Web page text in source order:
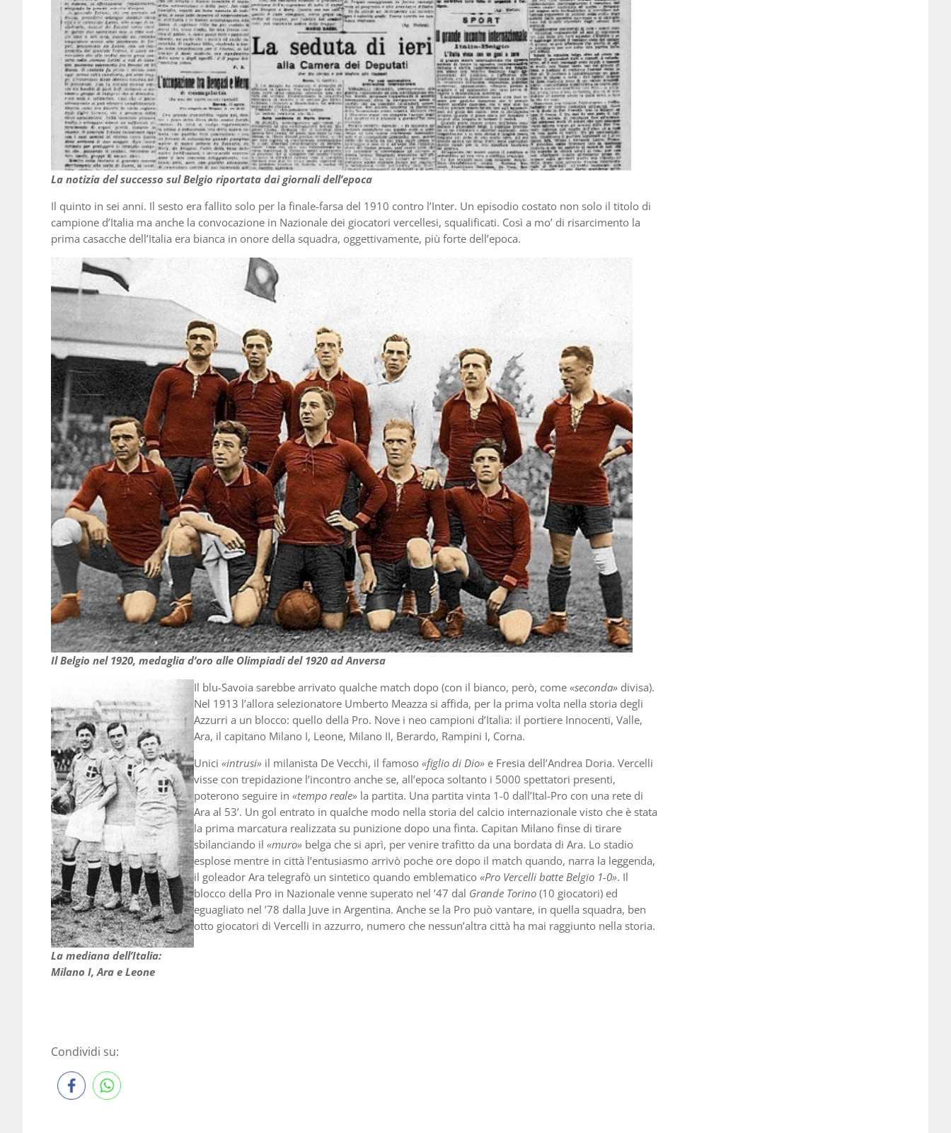
La notizia del successo sul Belgio riportata dai giornali dell’epoca
Il quinto in sei anni. Il sesto era fallito solo per la finale-farsa del 1910 contro l’Inter. Un episodio costato non solo il titolo di
campione d’Italia ma anche la convocazione in Nazionale dei giocatori vercellesi, squalificati. Così a mo’ di risarcimento la
prima casacche dell’Italia era bianca in onore della squadra, oggettivamente, più forte dell’epoca.
Il Belgio nel 1920, medaglia d’oro alle Olimpiadi del 1920 ad Anversa
La mediana dell’Italia:
Milano I, Ara e Leone
Il blu-Savoia sarebbe arrivato qualche match dopo (con il bianco, però, come «seconda» divisa).
Nel 1913 l’allora selezionatore Umberto Meazza si affida, per la prima volta nella storia degli
Azzurri a un blocco: quello della Pro. Nove i neo campioni d’Italia: il portiere Innocenti, Valle,
Ara, il capitano Milano I, Leone, Milano II, Berardo, Rampini I, Corna.
Unici «intrusi» il milanista De Vecchi, il famoso «figlio di Dio» e Fresia dell’Andrea Doria. Vercelli
visse con trepidazione l’incontro anche se, all’epoca soltanto i 5000 spettatori presenti,
poterono seguire in «tempo reale» la partita. Una partita vinta 1-0 dall’Ital-Pro con una rete di
Ara al 53’. Un gol entrato in qualche modo nella storia del calcio internazionale visto che è stata
la prima marcatura realizzata su punizione dopo una finta. Capitan Milano finse di tirare
sbilanciando il «muro» belga che si aprì, per venire trafitto da una bordata di Ara. Lo stadio
esplose mentre in città l’entusiasmo arrivò poche ore dopo il match quando, narra la leggenda,
il goleador Ara telegrafò un sintetico quando emblematico «Pro Vercelli batte Belgio 1-0». Il
blocco della Pro in Nazionale venne superato nel ’47 dal Grande Torino (10 giocatori) ed
eguagliato nel ’78 dalla Juve in Argentina. Anche se la Pro può vantare, in quella squadra, ben
otto giocatori di Vercelli in azzurro, numero che nessun’altra città ha mai raggiunto nella storia.
Condividi su: